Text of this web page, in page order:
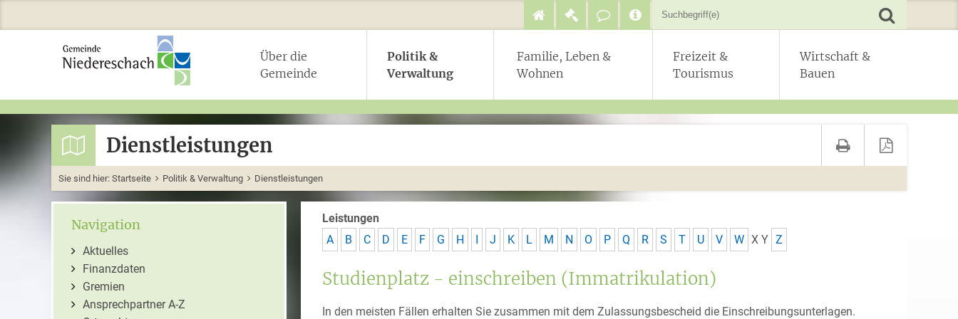
Über die
Gemeinde
Politik &
Verwaltung
Familie, Leben &
Wohnen
Freizeit &
Tourismus
Wirtschaft &
Bauen
Dienstleistungen
Sie sind hier: Startseite Politik & Verwaltung Dienstleistungen
Navigation
Aktuelles
Finanzdaten
Gremien
Ansprechpartner A-Z
Leistungen
A
B C D E F G H I J K L M N O P Q R S T U V W X Y Z
Studienplatz - einschreiben (Immatrikulation)
In den meisten Fällen erhalten Sie zusammen mit dem Zulassungsbescheid die Einschreibungsunterlagen.